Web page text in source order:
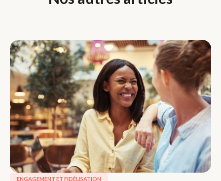
ENGAGEMENT ET FIDÉLISATION